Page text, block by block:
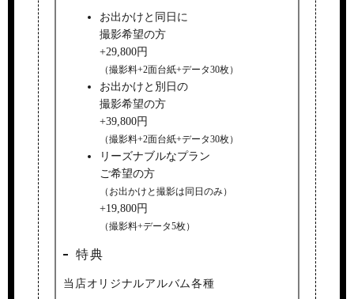
お出かけと同日に
撮影希望の方
+29,800円
（撮影料+2面台紙+データ30枚）
お出かけと別日の
撮影希望の方
+39,800円
（撮影料+2面台紙+データ30枚）
リーズナブルなプラン
ご希望の方
（お出かけと撮影は同日のみ）
+19,800円
（撮影料+データ5枚）
特典
当店オリジナルアルバム各種